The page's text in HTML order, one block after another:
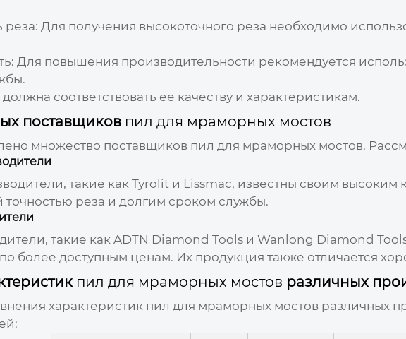
реза: Для получения высокоточного реза необходимо
Для повышения производительности рекомендуется
соответствовать ее качеству и характеристикам.
поставщиков пил для мраморных мостов
множество поставщиков пил для мраморных мостов.
такие как Tyrolit и Lissmac, известны своим
точностью реза и долгим сроком службы.
такие как ADTN Diamond Tools и Wanlong Diamond
более доступным ценам. Их продукция также отличается
пил для мраморных мостов различных
характеристик пил для мраморных мостовразличных